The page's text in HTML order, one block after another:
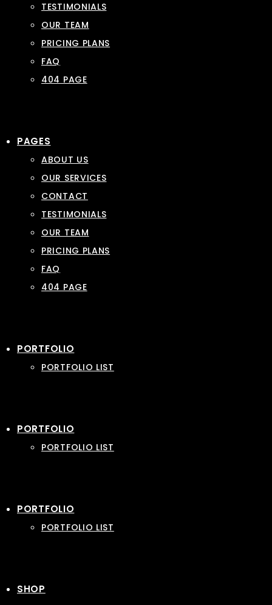
TESTIMONIALS
OUR TEAM
PRICING PLANS
FAQ
404 PAGE
PAGES
ABOUT US
OUR SERVICES
CONTACT
TESTIMONIALS
OUR TEAM
PRICING PLANS
FAQ
404 PAGE
PORTFOLIO
PORTFOLIO LIST
PORTFOLIO
PORTFOLIO LIST
PORTFOLIO
PORTFOLIO LIST
SHOP